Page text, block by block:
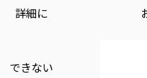
詳細に
できない